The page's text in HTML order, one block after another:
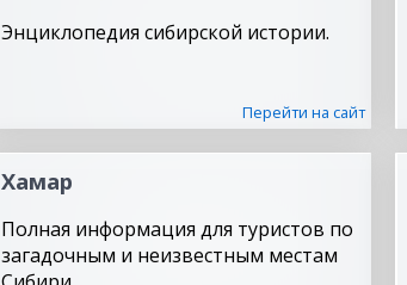
Энциклопедия сибирской истории.
Перейти на сайт
Хамар
Полная информация для туристов по
загадочным и неизвестным местам